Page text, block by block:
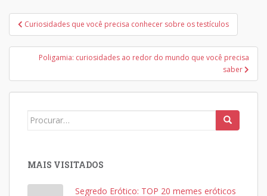
Navegação
de
Post
Curiosidades que você precisa conhecer sobre os testículos
Poligamia: curiosidades ao redor do mundo que você precisa
saber
Search
MAIS VISITADOS
Segredo Erótico: TOP 20 memes eróticos